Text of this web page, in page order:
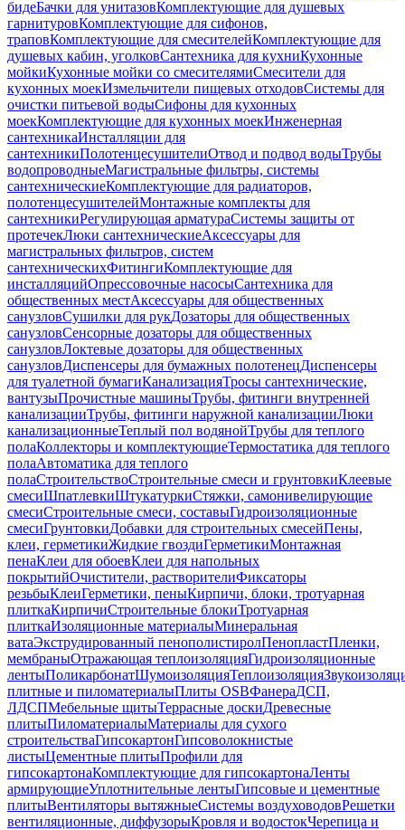
бидеБачки для унитазовКомплектующие для душевых
гарнитуровКомплектующие для сифонов,
траповКомплектующие для смесителейКомплектующие для
душевых кабин, уголковСантехника для кухниКухонные
мойкиКухонные мойки со смесителямиСмесители для
кухонных моекИзмельчители пищевых отходовСистемы для
очистки питьевой водыСифоны для кухонных
моекКомплектующие для кухонных моекИнженерная
сантехникаИнсталляции для
сантехникиПолотенцесушителиОтвод и подвод водыТрубы
водопроводныеМагистральные фильтры, системы
сантехническиеКомплектующие для радиаторов,
полотенцесушителейМонтажные комплекты для
сантехникиРегулирующая арматураСистемы защиты от
протечекЛюки сантехническиеАксессуары для
магистральных фильтров, систем
сантехническихФитингиКомплектующие для
инсталляцийОпрессовочные насосыСантехника для
общественных местАксессуары для общественных
санузловСушилки для рукДозаторы для общественных
санузловСенсорные дозаторы для общественных
санузловЛоктевые дозаторы для общественных
санузловДиспенсеры для бумажных полотенецДиспенсеры
для туалетной бумагиКанализацияТросы сантехнические,
вантузыПрочистные машиныТрубы, фитинги внутренней
канализацииТрубы, фитинги наружной канализацииЛюки
канализационныеТеплый пол водянойТрубы для теплого
полаКоллекторы и комплектующиеТермостатика для теплого
полаАвтоматика для теплого
полаСтроительствоСтроительные смеси и грунтовкиКлеевые
смесиШпатлевкиШтукатуркиСтяжки, самонивелирующие
смесиСтроительные смеси, составыГидроизоляционные
смесиГрунтовкиДобавки для строительных смесейПены,
клеи, герметикиЖидкие гвоздиГерметикиМонтажная
пенаКлеи для обоевКлеи для напольных
покрытийОчистители, растворителиФиксаторы
резьбыКлеиГерметики, пеныКирпичи, блоки, тротуарная
плиткаКирпичиСтроительные блокиТротуарная
плиткаИзоляционные материалыМинеральная
ватаЭкструдированный пенополистиролПенопластПленки,
мембраныОтражающая теплоизоляцияГидроизоляционные
лентыПоликарбонатШумоизоляцияТеплоизоляция
плитные и пиломатериалыПлиты OSBФанераДСП,
ЛДСПМебельные щитыТеррасные доскиДревесные
плитыПиломатериалыМатериалы для сухого
строительстваГипсокартонГипсоволокнистые
листыЦементные плитыПрофили для
гипсокартонаКомплектующие для гипсокартонаЛенты
армирующиеУплотнительные лентыГипсовые и цементные
плитыВентиляторы вытяжныеСистемы воздуховодовРешетки
вентиляционные, диффузорыКровля и водостокЧерепица и